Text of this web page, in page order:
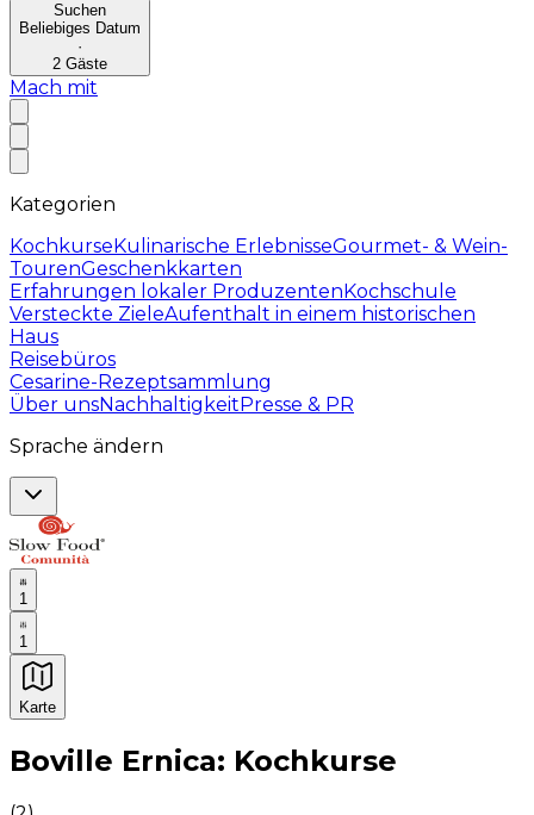
Suchen
Beliebiges Datum
·
2 Gäste
Mach mit
Kategorien
KochkurseKulinarische ErlebnisseGourmet- & Wein-
TourenGeschenkkarten
Erfahrungen lokaler ProduzentenKochschule
Versteckte ZieleAufenthalt in einem historischen
Haus
Reisebüros
Cesarine-Rezeptsammlung
Über unsNachhaltigkeitPresse & PR
Sprache ändern
1
1
Karte
Unvergessliche kulinarische Erlebnisse:
Boville Ernica: Kochkurse